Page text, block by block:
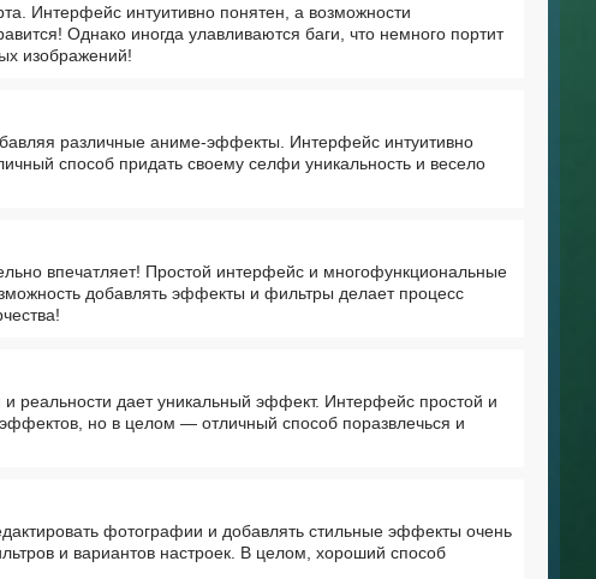
Интерфейс интуитивно понятен, а возможности
Однако иногда улавливаются баги, что немного портит
изображений!
различные аниме-эффекты. Интерфейс интуитивно
способ придать своему селфи уникальность и весело
впечатляет! Простой интерфейс и многофункциональные
добавлять эффекты и фильтры делает процесс
дает уникальный эффект. Интерфейс простой и
но в целом — отличный способ поразвлечься и
фотографии и добавлять стильные эффекты очень
и вариантов настроек. В целом, хороший способ